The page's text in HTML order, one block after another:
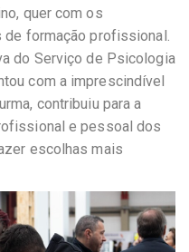
quer com os
formação profissional.
do Serviço de Psicologia
com a imprescindível
contribuiu para a
e pessoal dos
escolhas mais